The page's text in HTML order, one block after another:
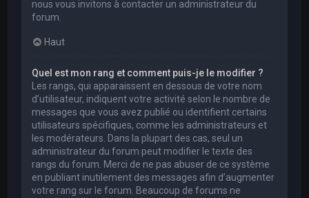
nous vous invitons à contacter un administrateur du
forum.
Haut
Quel est mon rang et comment puis-je le modifier ?
Les rangs, qui apparaissent en dessous de votre nom
d’utilisateur, indiquent votre activité selon le nombre de
messages que vous avez publié ou identifient certains
utilisateurs spécifiques, comme les administrateurs et
les modérateurs. Dans la plupart des cas, seul un
administrateur du forum peut modifier le texte des
rangs du forum. Merci de ne pas abuser de ce système
en publiant inutilement des messages afin d’augmenter
votre rang sur le forum. Beaucoup de forums ne